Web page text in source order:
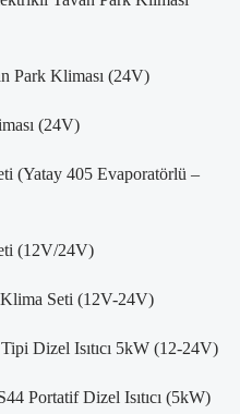
Park Kliması (24V)
(24V)
(Yatay 405 Evaporatörlü –
(12V/24V)
Seti (12V-24V)
Dizel Isıtıcı 5kW (12-24V)
Portatif Dizel Isıtıcı (5kW)